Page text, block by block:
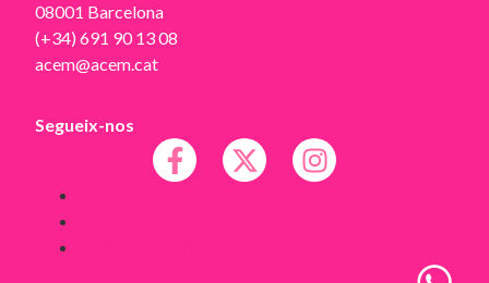
08001 Barcelona
(+34) 691 90 13 08
acem@acem.cat
Segueix-nos